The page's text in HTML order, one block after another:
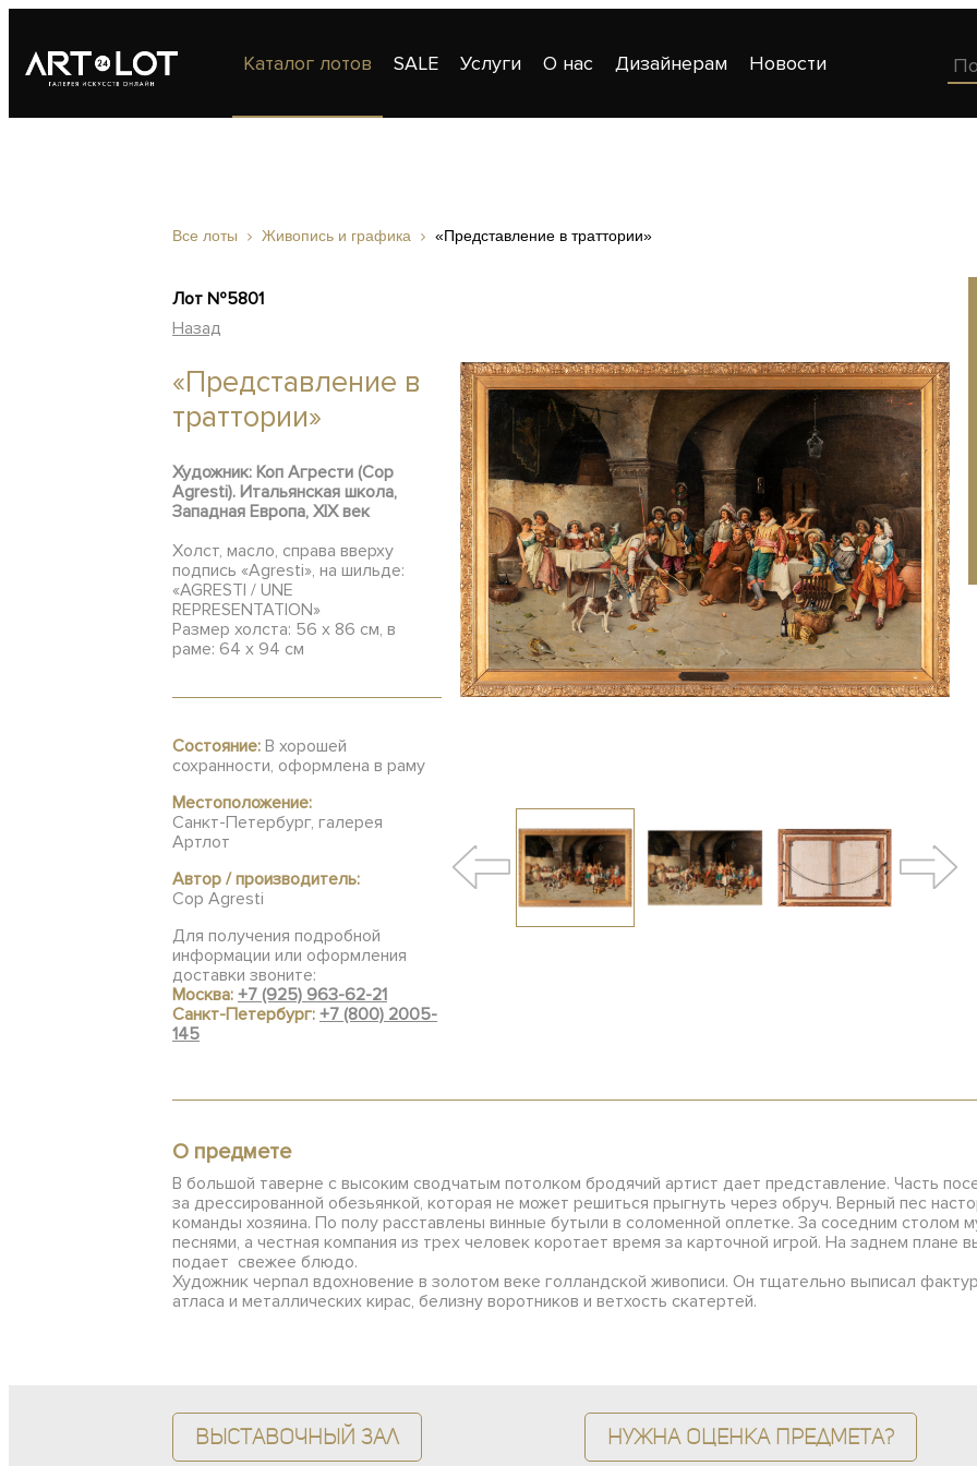
Каталог лотов SALE Услуги О нас Дизайнерам Новости
Все лоты Живопись и графика «Представление в траттории»
Лот №5801
Назад
«Представление в
траттории»
Художник: Коп Агрести (Cop
Agresti). Итальянская школа,
Западная Европа, XIX век
Холст, масло, справа вверху
подпись «Agresti», на шильде:
«AGRESTI / UNE
REPRESENTATION»
Размер холста: 56 х 86 см, в
раме: 64 х 94 см
Состояние: В хорошей
сохранности, оформлена в раму
Местоположение:
Санкт-Петербург, галерея
Артлот
Автор / производитель:
Cop Agresti
Для получения подробной
информации или оформления
доставки звоните:
Москва: +7 (925) 963-62-21
Санкт-Петербург: +7 (800) 2005-
145
О предмете
В большой таверне с высоким сводчатым потолком бродячий артист дает представление. Часть
за дрессированной обезьянкой, которая не может решиться прыгнуть через обруч. Верный пес
команды хозяина. По полу расставлены винные бутыли в соломенной оплетке. За соседним столом
песнями, а честная компания из трех человек коротает время за карточной игрой. На заднем плане
подает свежее блюдо.
Художник черпал вдохновение в золотом веке голландской живописи. Он тщательно выписал
атласа и металлических кирас, белизну воротников и ветхость скатертей.
Выставочный зал Нужна оценка предмета?